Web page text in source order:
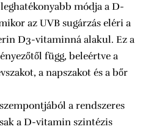
módja a D-
az UVB sugárzás eléri a
D3-vitaminná alakul. Ez a
függ, beleértve a
a napszakot és a bőr
a rendszeres
a D-vitamin szintézis